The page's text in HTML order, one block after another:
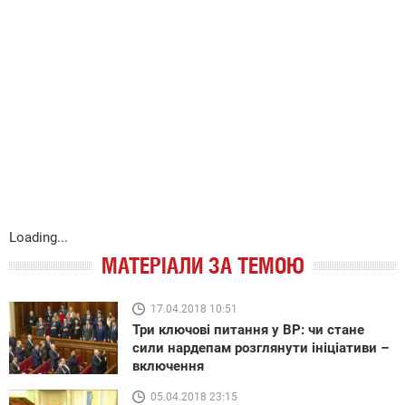
Loading...
МАТЕРІАЛИ ЗА ТЕМОЮ
17.04.2018 10:51
Три ключові питання у ВР: чи стане
сили нардепам розглянути ініціативи –
включення
05.04.2018 23:15